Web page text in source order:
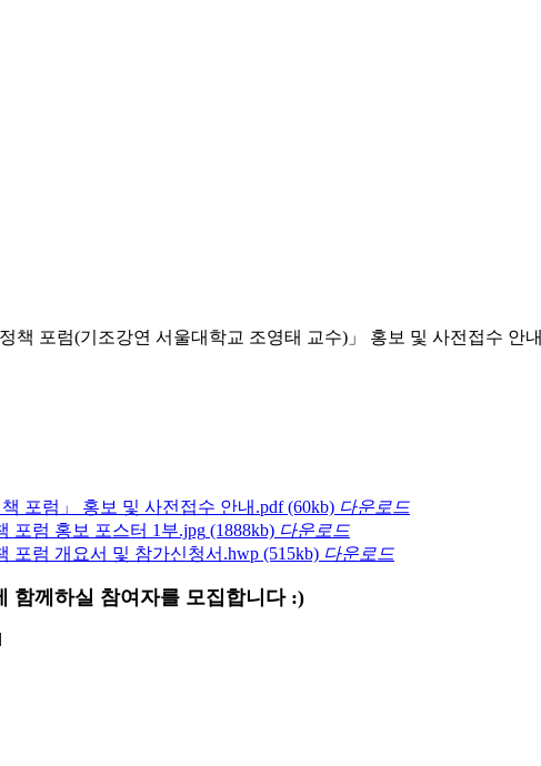
책 포럼(기조강연 서울대학교 조영태 교수)」 홍보 및 사전접수 안내
포럼」 홍보 및 사전접수 안내.pdf (60kb) 다운로드
포럼 홍보 포스터 1부.jpg (1888kb) 다운로드
포럼 개요서 및 참가신청서.hwp (515kb) 다운로드
함께하실 참여자를 모집합니다 :)